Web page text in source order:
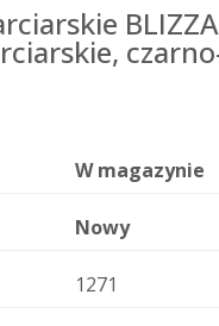
W magazynie
Nowy
1271